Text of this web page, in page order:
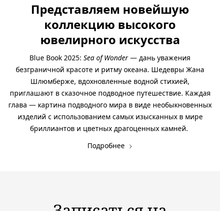
Представляем новейшую
коллекцию высокого
ювелирного искусства
Blue Book 2025: Sea of Wonder — дань уважения
безграничной красоте и ритму океана. Шедевры Жана
Шлюмберже, вдохновленные водной стихией,
приглашают в сказочное подводное путешествие. Каждая
глава — картина подводного мира в виде необыкновенных
изделий с использованием самых изысканных в мире
бриллиантов и цветных драгоценных камней.
Подробнее